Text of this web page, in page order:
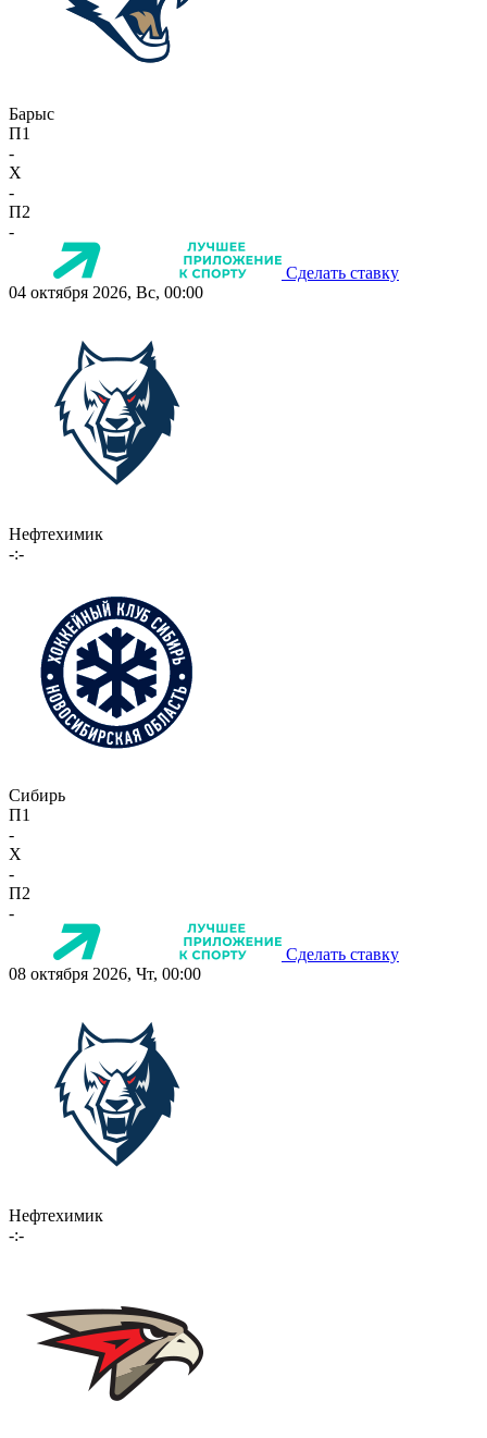
Барыс
П1
-
X
-
П2
-
Сделать ставку
04 октября 2026, Вс, 00:00
Нефтехимик
-:-
Сибирь
П1
-
X
-
П2
-
Сделать ставку
08 октября 2026, Чт, 00:00
Нефтехимик
-:-